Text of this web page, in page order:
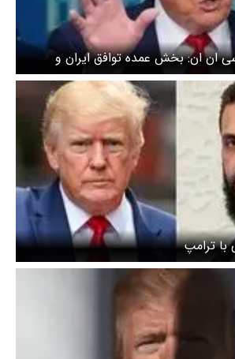
ان ان: بخش عمده توافق ایران و
هسته‌ای ایران است
با ترامپ